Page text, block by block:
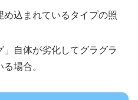
込まれているタイプの照
自体が劣化してグラグラ
場合。